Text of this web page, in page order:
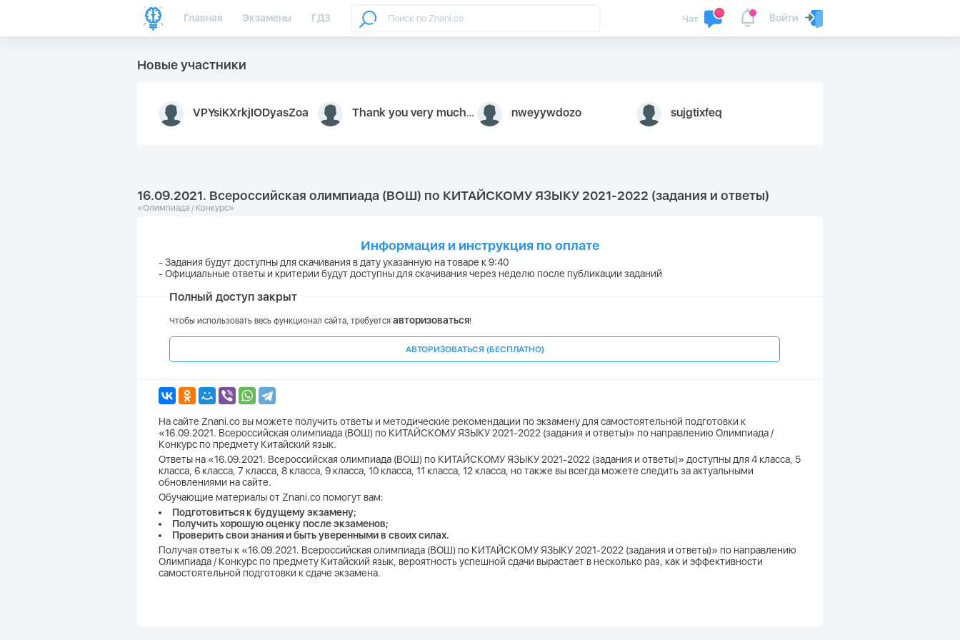
Главная Экзамены ГДЗ Войти
Чат
Новые участники
VPYsiKXrkjIODyasZoa Thank you very much for your inquiry We appreciate you 9126052 https://youtube.com faceapple ! nweyywdozo sujgtixfeq
16.09.2021. Всероссийская олимпиада (ВОШ) по КИТАЙСКОМУ ЯЗЫКУ 2021-2022 (задания и ответы)
«Олимпиада / Конкурс»
Информация и инструкция по оплате
- Задания будут доступны для скачивания в дату указанную на товаре к 9:40
- Официальные ответы и критерии будут доступны для скачивания через неделю после публикации заданий
Полный доступ закрыт
Чтобы использовать весь функционал сайта, требуется авторизоваться!
АВТОРИЗОВАТЬСЯ (БЕСПЛАТНО)
На сайте Znani.co вы можете получить ответы и методические рекомендации по экзамену для самостоятельной подготовки к
«16.09.2021. Всероссийская олимпиада (ВОШ) по КИТАЙСКОМУ ЯЗЫКУ 2021-2022 (задания и ответы)» по направлению Олимпиада /
Конкурс по предмету Китайский язык.
Ответы на «16.09.2021. Всероссийская олимпиада (ВОШ) по КИТАЙСКОМУ ЯЗЫКУ 2021-2022 (задания и ответы)» доступны для 4 класса, 5
класса, 6 класса, 7 класса, 8 класса, 9 класса, 10 класса, 11 класса, 12 класса, но также вы всегда можете следить за актуальными
обновлениями на сайте.
Обучающие материалы от Znani.co помогут вам:
Подготовиться к будущему экзамену;
Получить хорошую оценку после экзаменов;
Проверить свои знания и быть уверенными в своих силах.
Получая ответы к «16.09.2021. Всероссийская олимпиада (ВОШ) по КИТАЙСКОМУ ЯЗЫКУ 2021-2022 (задания и ответы)» по направлению
Олимпиада / Конкурс по предмету Китайский язык, вероятность успешной сдачи вырастает в несколько раз, как и эффективности
самостоятельной подготовки к сдаче экзамена.